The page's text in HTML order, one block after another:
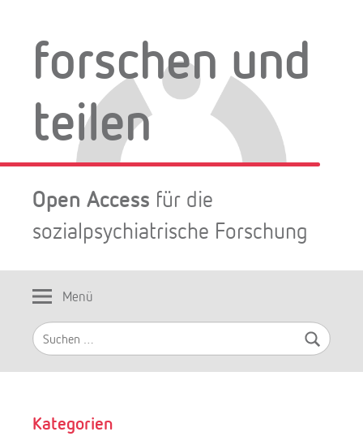
springenforschen und
teilen
Open Access für die
sozialpsychiatrische Forschung
Menü
Suchen
nach:
Kategorien